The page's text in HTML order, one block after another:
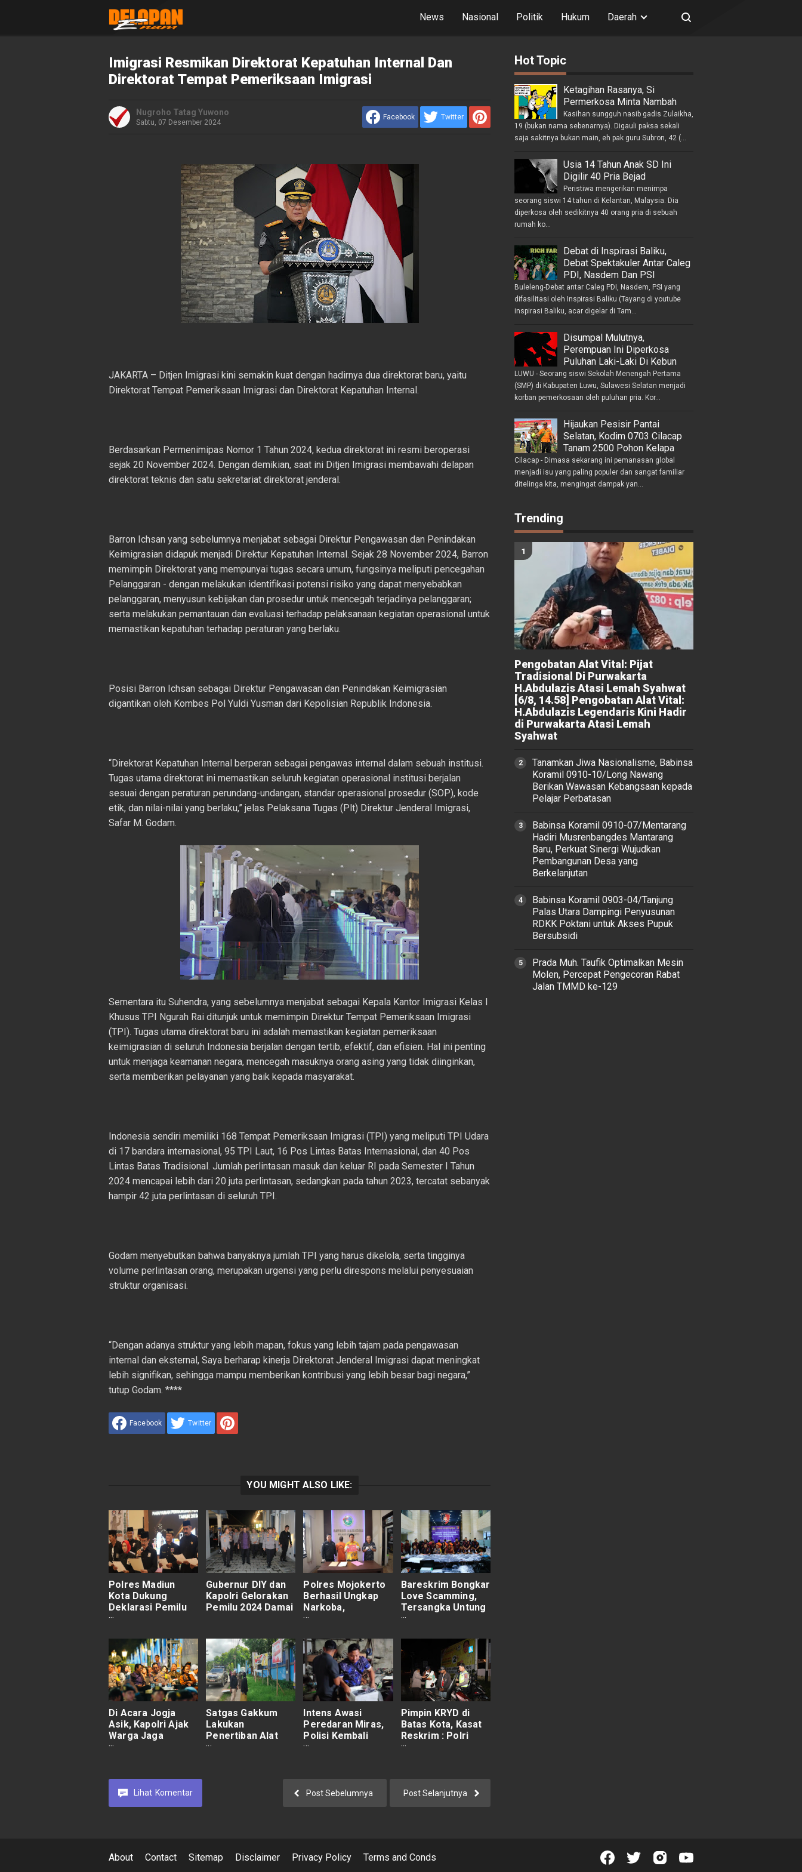
News Nasional Politik Hukum Daerah
Imigrasi Resmikan Direktorat Kepatuhan Internal Dan
Direktorat Tempat Pemeriksaan Imigrasi
Nugroho Tatag Yuwono
Sabtu, 07 Desember 2024
Facebook Twitter
JAKARTA – Ditjen Imigrasi kini semakin kuat dengan hadirnya dua direktorat baru, yaitu
Direktorat Tempat Pemeriksaan Imigrasi dan Direktorat Kepatuhan Internal.
Berdasarkan Permenimipas Nomor 1 Tahun 2024, kedua direktorat ini resmi beroperasi
sejak 20 November 2024. Dengan demikian, saat ini Ditjen Imigrasi membawahi delapan
direktorat teknis dan satu sekretariat direktorat jenderal.
Barron Ichsan yang sebelumnya menjabat sebagai Direktur Pengawasan dan Penindakan
Keimigrasian didapuk menjadi Direktur Kepatuhan Internal. Sejak 28 November 2024, Barron
memimpin Direktorat yang mempunyai tugas secara umum, fungsinya meliputi pencegahan
Pelanggaran - dengan melakukan identifikasi potensi risiko yang dapat menyebabkan
pelanggaran, menyusun kebijakan dan prosedur untuk mencegah terjadinya pelanggaran;
serta melakukan pemantauan dan evaluasi terhadap pelaksanaan kegiatan operasional untuk
memastikan kepatuhan terhadap peraturan yang berlaku.
Posisi Barron Ichsan sebagai Direktur Pengawasan dan Penindakan Keimigrasian
digantikan oleh Kombes Pol Yuldi Yusman dari Kepolisian Republik Indonesia.
“Direktorat Kepatuhan Internal berperan sebagai pengawas internal dalam sebuah institusi.
Tugas utama direktorat ini memastikan seluruh kegiatan operasional institusi berjalan
sesuai dengan peraturan perundang-undangan, standar operasional prosedur (SOP), kode
etik, dan nilai-nilai yang berlaku,” jelas Pelaksana Tugas (Plt) Direktur Jenderal Imigrasi,
Safar M. Godam.
Sementara itu Suhendra, yang sebelumnya menjabat sebagai Kepala Kantor Imigrasi Kelas I
Khusus TPI Ngurah Rai ditunjuk untuk memimpin Direktur Tempat Pemeriksaan Imigrasi
(TPI). Tugas utama direktorat baru ini adalah memastikan kegiatan pemeriksaan
keimigrasian di seluruh Indonesia berjalan dengan tertib, efektif, dan efisien. Hal ini penting
untuk menjaga keamanan negara, mencegah masuknya orang asing yang tidak diinginkan,
serta memberikan pelayanan yang baik kepada masyarakat.
Indonesia sendiri memiliki 168 Tempat Pemeriksaan Imigrasi (TPI) yang meliputi TPI Udara
di 17 bandara internasional, 95 TPI Laut, 16 Pos Lintas Batas Internasional, dan 40 Pos
Lintas Batas Tradisional. Jumlah perlintasan masuk dan keluar RI pada Semester I Tahun
2024 mencapai lebih dari 20 juta perlintasan, sedangkan pada tahun 2023, tercatat sebanyak
hampir 42 juta perlintasan di seluruh TPI.
Godam menyebutkan bahwa banyaknya jumlah TPI yang harus dikelola, serta tingginya
volume perlintasan orang, merupakan urgensi yang perlu direspons melalui penyesuaian
struktur organisasi.
“Dengan adanya struktur yang lebih mapan, fokus yang lebih tajam pada pengawasan
internal dan eksternal, Saya berharap kinerja Direktorat Jenderal Imigrasi dapat meningkat
lebih signifikan, sehingga mampu memberikan kontribusi yang lebih besar bagi negara,”
tutup Godam. ****
Facebook Twitter
YOU MIGHT ALSO LIKE:
Polres Madiun
Kota Dukung
Deklarasi Pemilu
Damai Paguyuban
Madiun
Gubernur DIY dan
Kapolri Gelorakan
Pemilu 2024 Damai
Polres Mojokerto
Berhasil Ungkap
Narkoba,
Tersangka dan
Diamankan
Bareskrim Bongkar
Love Scamming,
Tersangka Untung
Hingga Rp50 M
Di Acara Jogja
Asik, Kapolri Ajak
Warga Jaga
Persatuan-
Satgas Gakkum
Lakukan
Penertiban Alat
Peraga Kampanye
Intens Awasi
Peredaran Miras,
Polisi Kembali
Amankan Miras
Pimpin KRYD di
Batas Kota, Kasat
Reskrim : Polri
Hadir Untuk
Kondusif
Lihat Komentar Post Selanjutnya
Post Sebelumnya
Hot Topic
Ketagihan Rasanya, Si
Permerkosa Minta Nambah
Kasihan sungguh nasib gadis Zulaikha,
19 (bukan nama sebenarnya). Digauli paksa sekali
saja sakitnya bukan main, eh pak guru Subron, 42 (...
Usia 14 Tahun Anak SD Ini
Digilir 40 Pria Bejad
Peristiwa mengerikan menimpa
seorang siswi 14 tahun di Kelantan, Malaysia. Dia
diperkosa oleh sedikitnya 40 orang pria di sebuah
rumah ko...
Debat di Inspirasi Baliku,
Debat Spektakuler Antar Caleg
PDI, Nasdem Dan PSI
Buleleng-Debat antar Caleg PDI, Nasdem, PSI yang
difasilitasi oleh Inspirasi Baliku (Tayang di youtube
inspirasi Baliku, acar digelar di Tam...
Disumpal Mulutnya,
Perempuan Ini Diperkosa
Puluhan Laki-Laki Di Kebun
LUWU - Seorang siswi Sekolah Menengah Pertama
(SMP) di Kabupaten Luwu, Sulawesi Selatan menjadi
korban pemerkosaan oleh puluhan pria. Kor...
Hijaukan Pesisir Pantai
Selatan, Kodim 0703 Cilacap
Tanam 2500 Pohon Kelapa
Cilacap - Dimasa sekarang ini pemanasan global
menjadi isu yang paling populer dan sangat familiar
ditelinga kita, mengingat dampak yan...
Trending
Pengobatan Alat Vital: Pijat
Tradisional Di Purwakarta
H.Abdulazis Atasi Lemah Syahwat
[6/8, 14.58] Pengobatan Alat Vital:
H.Abdulazis Legendaris Kini Hadir
di Purwakarta Atasi Lemah
Syahwat
Tanamkan Jiwa Nasionalisme, Babinsa
Koramil 0910-10/Long Nawang
Berikan Wawasan Kebangsaan kepada
Pelajar Perbatasan
Babinsa Koramil 0910-07/Mentarang
Hadiri Musrenbangdes Mantarang
Baru, Perkuat Sinergi Wujudkan
Pembangunan Desa yang
Berkelanjutan
‎Babinsa Koramil 0903-04/Tanjung
Palas Utara Dampingi Penyusunan
RDKK Poktani untuk Akses Pupuk
Bersubsidi
Prada Muh. Taufik Optimalkan Mesin
Molen, Percepat Pengecoran Rabat
Jalan TMMD ke-129
About Contact Sitemap Disclaimer Privacy Policy Terms and Conds